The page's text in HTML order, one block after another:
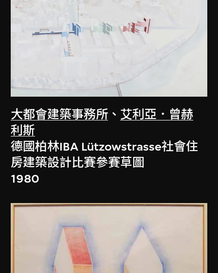
大都會建築事務所 、 艾利亞．曾赫
利斯
德國柏林IBA Lützowstrasse社會住
房建築設計比賽參賽草圖
1980